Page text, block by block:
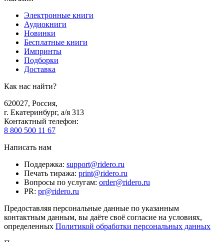
Электронные книги
Аудиокниги
Новинки
Бесплатные книги
Импринты
Подборки
Доставка
Как нас найти?
620027, Россия,
г. Екатеринбург, а/я 313
Контактный телефон:
8 800 500 11 67
Написать нам
Поддержка: support@ridero.ru
Печать тиража: print@ridero.ru
Вопросы по услугам: order@ridero.ru
PR: pr@ridero.ru
Предоставляя персональные данные по указанным
контактным данным, вы даёте своё согласие на условиях,
определенных Политикой обработки персональных данных